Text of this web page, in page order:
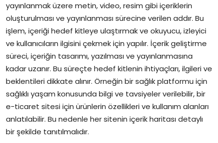
yayınlanmak üzere metin, video, resim gibi içeriklerin
oluşturulması ve yayınlanması sürecine verilen addır. Bu
işlem, içeriği hedef kitleye ulaştırmak ve okuyucu, izleyici
ve kullanıcıların ilgisini çekmek için yapılır. İçerik geliştirme
süreci, içeriğin tasarımı, yazılması ve yayınlanmasına
kadar uzanır. Bu süreçte hedef kitlenin ihtiyaçları, ilgileri ve
beklentileri dikkate alınır. Örneğin bir sağlık platformu için
sağlıklı yaşam konusunda bilgi ve tavsiyeler verilebilir, bir
e-ticaret sitesi için ürünlerin özellikleri ve kullanım alanları
anlatılabilir. Bu nedenle her sitenin içerik haritası detaylı
bir şekilde tanıtılmalıdır.